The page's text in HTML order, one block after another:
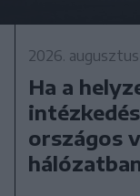
2026.
Ha a
országos